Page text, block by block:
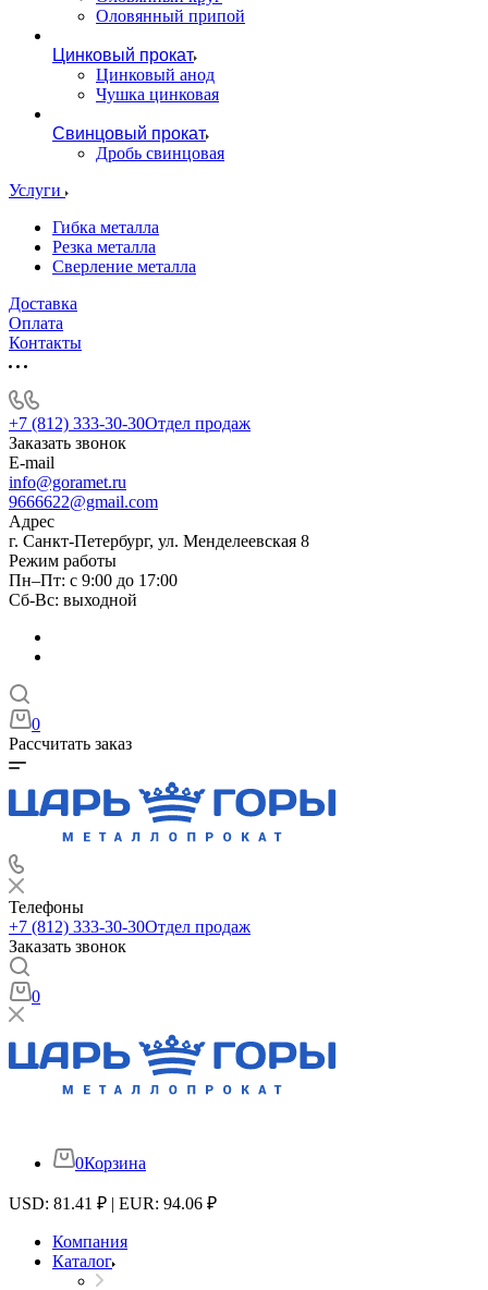
Оловянный припой
Цинковый прокат
Цинковый анод
Чушка цинковая
Свинцовый прокат
Дробь свинцовая
Услуги
Гибка металла
Резка металла
Сверление металла
Доставка
Оплата
Контакты
+7 (812) 333-30-30Отдел продаж
Заказать звонок
E-mail
info@goramet.ru
9666622@gmail.com
Адрес
г. Санкт-Петербург, ул. Менделеевская 8
Режим работы
Пн–Пт: с 9:00 до 17:00
Сб-Вс: выходной
0
Рассчитать заказ
Телефоны
+7 (812) 333-30-30Отдел продаж
Заказать звонок
0
0Корзина
USD: 81.41 ₽ | EUR: 94.06 ₽
Компания
Каталог